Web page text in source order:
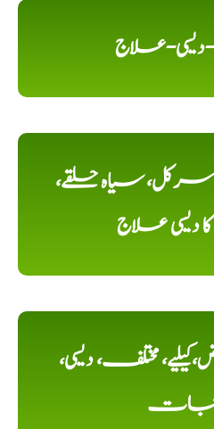
علاج
سیاہ حلقے،
دیسی علاج
مختلف، دیسی،
جات